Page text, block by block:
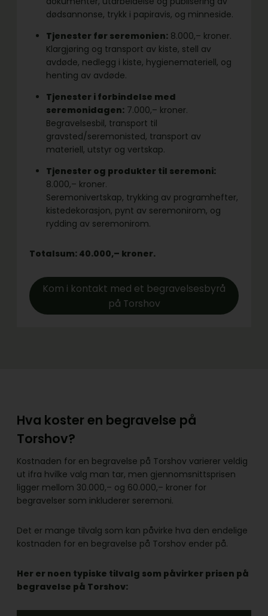
dødsannonse, trykk i papiravis, og minneside.
Tjenester før seremonien: 8.000,– kroner.
Klargjøring og transport av kiste, stell av
avdøde, nedlegg i kiste, hygienemateriell, og
henting av avdøde.
Tjenester i forbindelse med
seremonidagen: 7.000,– kroner.
Begravelsesbil, transport til
gravsted/seremonisted, transport av
materiell, utstyr og vertskap.
Tjenester og produkter til seremoni:
8.000,– kroner.
Seremonivertskap, trykking av programhefter,
kistedekorasjon, pynt av seremonirom, og
rydding av seremonirom.
Totalsum: 40.000,– kroner.
Kom i kontakt med et begravelsesbyrå
på Torshov
Hva koster en begravelse på
Torshov?
Kostnaden for en begravelse på Torshov varierer veldig
ut ifra hvilke valg man tar, men gjennomsnittsprisen
ligger mellom 30.000,– og 60.000,– kroner for
begravelser som inkluderer seremoni.
Det er mange tilvalg som kan påvirke hva den endelige
kostnaden for en begravelse på Torshov ender på.
Her er noen typiske tilvalg som påvirker prisen på
begravelse på Torshov: